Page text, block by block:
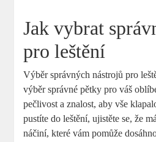
Jak vybrat
pro leštění
Výběr správných nástrojů pro
výběr správné pětky pro váš
pečlivost a znalost, aby vše
pustíte do leštění, ujistěte se, že
náčiní, které vám pomůže